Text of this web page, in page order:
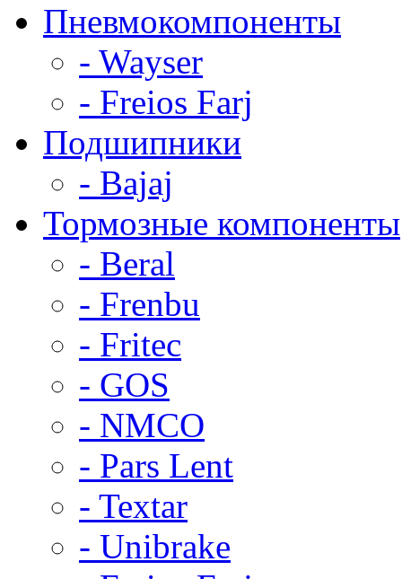
Пневмокомпоненты
- Wayser
- Freios Farj
Подшипники
- Bajaj
Тормозные компоненты
- Beral
- Frenbu
- Fritec
- GOS
- NMCO
- Pars Lent
- Textar
- Unibrake